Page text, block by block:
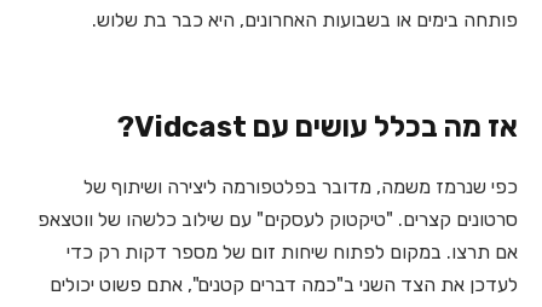
פותחה בימים או בשבועות האחרונים, היא כבר בת שלוש.
אז מה בכלל עושים עם Vidcast?
כפי שנרמז משמה, מדובר בפלטפורמה ליצירה ושיתוף של
סרטונים קצרים. "טיקטוק לעסקים" עם שילוב כלשהו של ווטצאפ
אם תרצו. במקום לפתוח שיחות זום של מספר דקות רק כדי
לעדכן את הצד השני ב"כמה דברים קטנים", אתם פשוט יכולים